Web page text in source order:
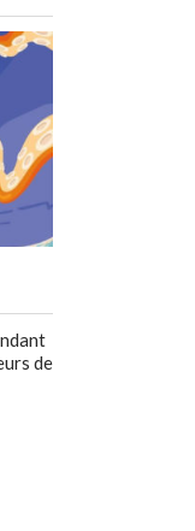
de